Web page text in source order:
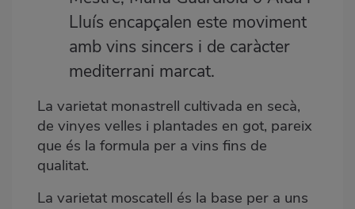
Lluís encapçalen este moviment
amb vins sincers i de caràcter
mediterrani marcat.
La varietat monastrell cultivada en secà,
de vinyes velles i plantades en got, pareix
que és la formula per a vins fins de
qualitat.
La varietat moscatell és la base per a uns